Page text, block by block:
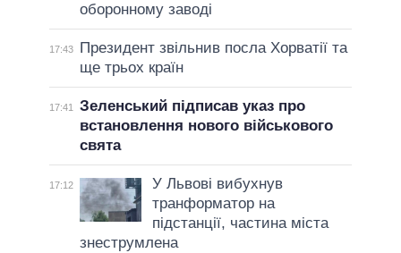
оборонному заводі
17:43
Президент звільнив посла Хорватії та
ще трьох країн
17:41
Зеленський підписав указ про
встановлення нового військового
свята
17:12
У Львові вибухнув
транформатор на
підстанції, частина міста
знеструмлена